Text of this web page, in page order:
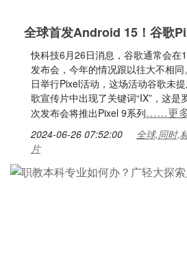
全球首发Android 15！谷歌
快科技6月26日消息，谷歌通常会在
发布会，今年的情况跟以往大不相
日举行Pixel活动，这场活动谷歌未
歌宣传片中出现了关键词“IX”，这是
次发布会将推出Pixel 9系列……更
2024-06-26 07:52:00
全球,同时,
片